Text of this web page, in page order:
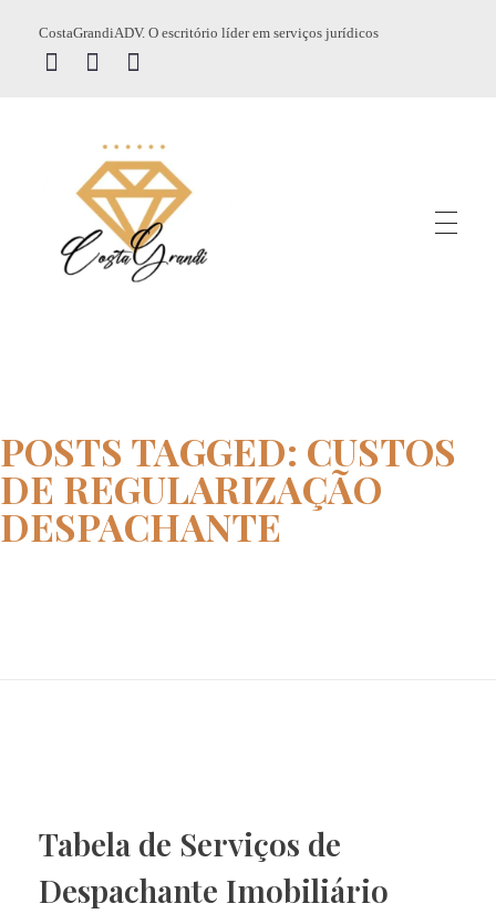
CostaGrandiADV. O escritório líder em serviços jurídicos
POSTS TAGGED: CUSTOS
DE REGULARIZAÇÃO
DESPACHANTE
Tabela de Serviços de
Despachante Imobiliário